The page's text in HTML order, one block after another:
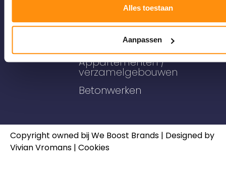
Alles toestaan
Aanpassen
Renovatie /
Bedrijfspanden/
industriebouw
Appartementen /
verzamelgebouwen
Betonwerken
Vacatures
Copyright owned bijWe Boost Brands | Designed by
Vivian Vromans | Cookies